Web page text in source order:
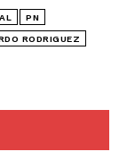
PN
RODRIGUEZ